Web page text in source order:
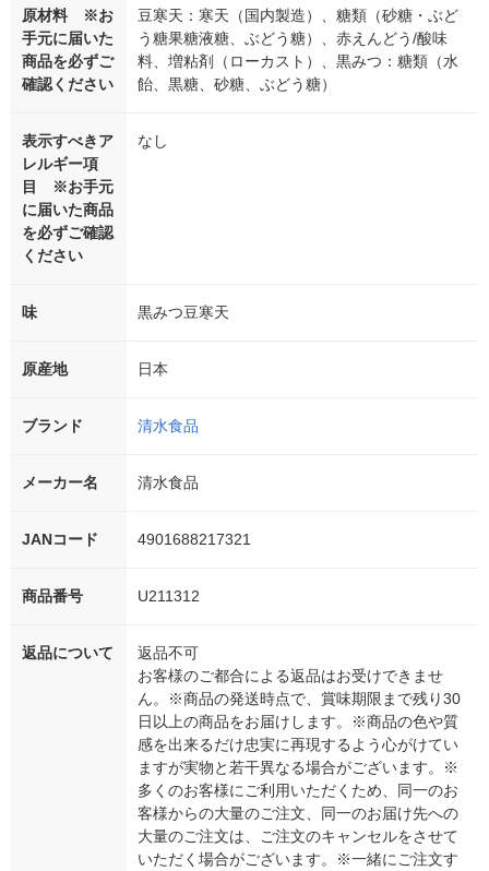
原材料 ※お
手元に届いた
商品を必ずご
確認ください
豆寒天：寒天（国内製造）、糖類（砂糖・ぶど
う糖果糖液糖、ぶどう糖）、赤えんどう/酸味
料、増粘剤（ローカスト）、黒みつ：糖類（水
飴、黒糖、砂糖、ぶどう糖）
表示すべきア
レルギー項
目 ※お手元
に届いた商品
を必ずご確認
ください
なし
味 黒みつ豆寒天
原産地 日本
ブランド 清水食品
メーカー名 清水食品
JANコード 4901688217321
商品番号 U211312
返品について
返品不可
お客様のご都合による返品はお受けできませ
ん。※商品の発送時点で、賞味期限まで残り30
日以上の商品をお届けします。※商品の色や質
感を出来るだけ忠実に再現するよう心がけてい
ますが実物と若干異なる場合がございます。※
多くのお客様にご利用いただくため、同一のお
客様からの大量のご注文、同一のお届け先への
大量のご注文は、ご注文のキャンセルをさせて
いただく場合がございます。※一緒にご注文す